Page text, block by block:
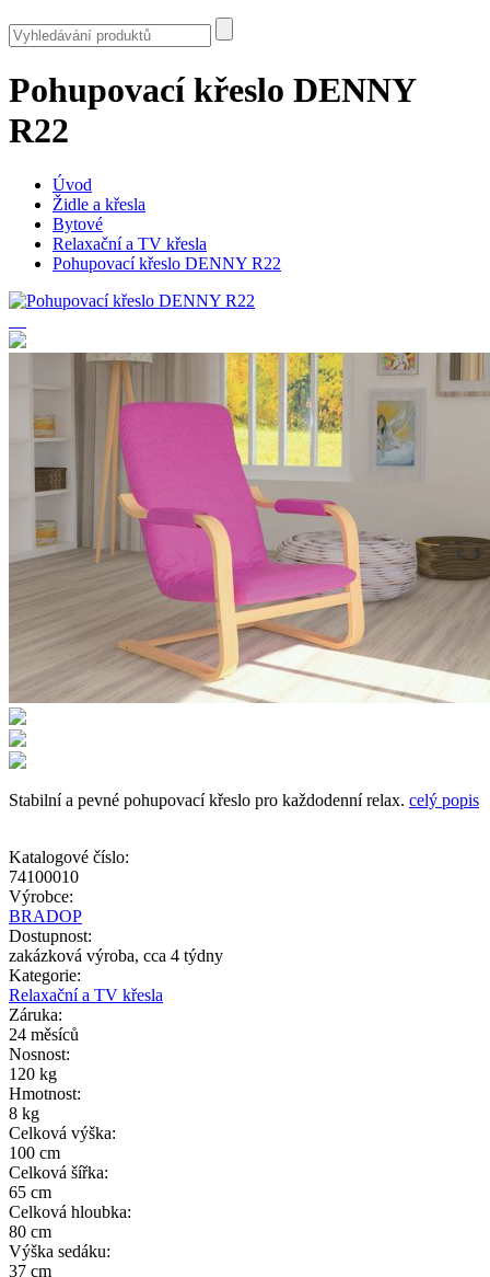
Pohupovací křeslo DENNY
R22
Úvod
Židle a křesla
Bytové
Relaxační a TV křesla
Pohupovací křeslo DENNY R22
Stabilní a pevné pohupovací křeslo pro každodenní relax. celý popis
Katalogové číslo:
74100010
Výrobce:
BRADOP
Dostupnost:
zakázková výroba, cca 4 týdny
Kategorie:
Relaxační a TV křesla
Záruka:
24 měsíců
Nosnost:
120 kg
Hmotnost:
8 kg
Celková výška:
100 cm
Celková šířka:
65 cm
Celková hloubka:
80 cm
Výška sedáku:
37 cm